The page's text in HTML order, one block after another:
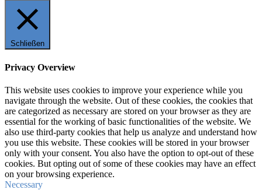
Schließen
Privacy Overview
This website uses cookies to improve your experience while you
navigate through the website. Out of these cookies, the cookies that
are categorized as necessary are stored on your browser as they are
essential for the working of basic functionalities of the website. We
also use third-party cookies that help us analyze and understand how
you use this website. These cookies will be stored in your browser
only with your consent. You also have the option to opt-out of these
cookies. But opting out of some of these cookies may have an effect
on your browsing experience.
Necessary